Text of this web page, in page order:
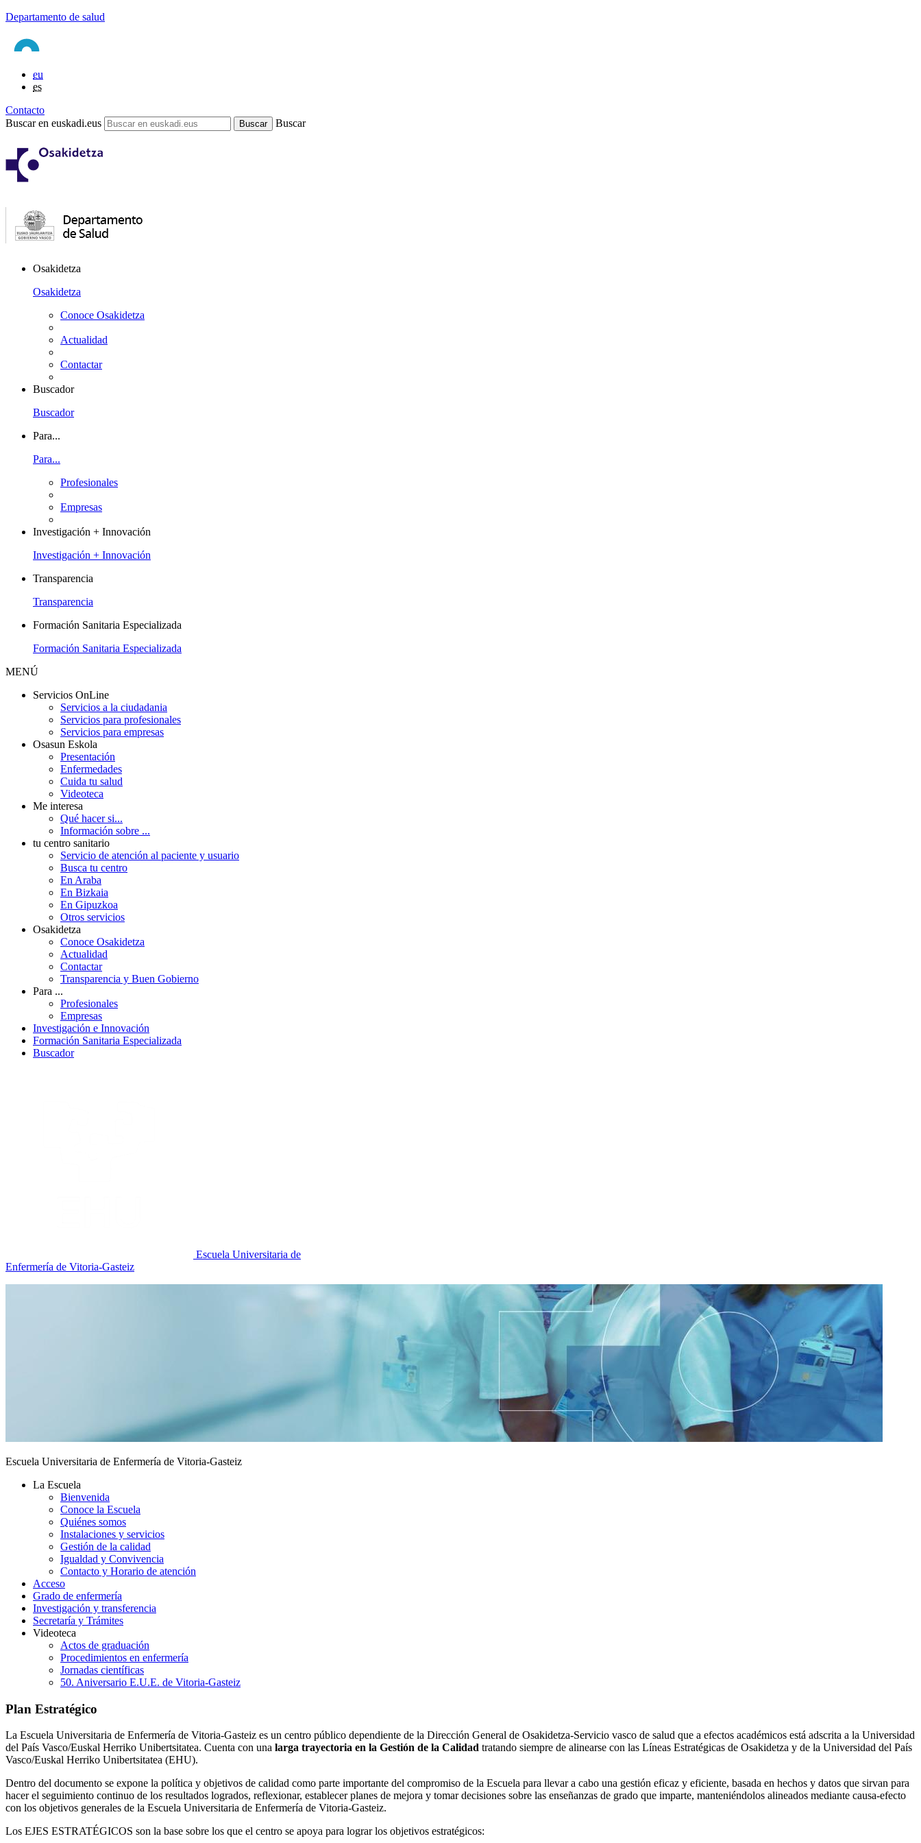
Departamento de salud
eu
es
Contacto
Buscar en euskadi.eus
Buscar
Osakidetza
Osakidetza
Conoce Osakidetza
Actualidad
Contactar
Buscador
Buscador
Para...
Para...
Profesionales
Empresas
Investigación + Innovación
Investigación + Innovación
Transparencia
Transparencia
Formación Sanitaria Especializada
Formación Sanitaria Especializada
MENÚ
Servicios OnLine
Servicios a la ciudadania
Servicios para profesionales
Servicios para empresas
Osasun Eskola
Presentación
Enfermedades
Cuida tu salud
Videoteca
Me interesa
Qué hacer si...
Información sobre ...
tu centro sanitario
Servicio de atención al paciente y usuario
Busca tu centro
En Araba
En Bizkaia
En Gipuzkoa
Otros servicios
Osakidetza
Conoce Osakidetza
Actualidad
Contactar
Transparencia y Buen Gobierno
Para ...
Profesionales
Empresas
Investigación e Innovación
Formación Sanitaria Especializada
Buscador
Escuela Universitaria de
Enfermería de Vitoria-Gasteiz
Escuela Universitaria de Enfermería de Vitoria-Gasteiz
La Escuela
Bienvenida
Conoce la Escuela
Quiénes somos
Instalaciones y servicios
Gestión de la calidad
Igualdad y Convivencia
Contacto y Horario de atención
Acceso
Grado de enfermería
Investigación y transferencia
Secretaría y Trámites
Videoteca
Actos de graduación
Procedimientos en enfermería
Jornadas científicas
50. Aniversario E.U.E. de Vitoria-Gasteiz
Plan Estratégico
La Escuela Universitaria de Enfermería de Vitoria-Gasteiz es un centro público dependiente de la Dirección General de Osakidetza-Servicio vasco de salud que a efectos académicos está adscrita a la Universidad
del País Vasco/Euskal Herriko Unibertsitatea. Cuenta con una larga trayectoria en la Gestión de la Calidad tratando siempre de alinearse con las Líneas Estratégicas de Osakidetza y de la Universidad del País
Vasco/Euskal Herriko Unibertsitatea (EHU).
Dentro del documento se expone la política y objetivos de calidad como parte importante del compromiso de la Escuela para llevar a cabo una gestión eficaz y eficiente, basada en hechos y datos que sirvan para
hacer el seguimiento continuo de los resultados logrados, reflexionar, establecer planes de mejora y tomar decisiones sobre las enseñanzas de grado que imparte, manteniéndolos alineados mediante causa-efecto
con los objetivos generales de la Escuela Universitaria de Enfermería de Vitoria-Gasteiz.
Los EJES ESTRATÉGICOS son la base sobre los que el centro se apoya para lograr los objetivos estratégicos: